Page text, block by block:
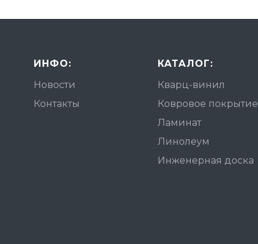
ИНФО:
Новости
Контакты
КАТАЛОГ:
Кварц-винил
Ковровое покрытие
Ламинат
Линолеум
Инженерная доска